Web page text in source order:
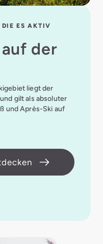
ES AKTIV
der
liegt der
gilt als absoluter
und Après-Ski auf